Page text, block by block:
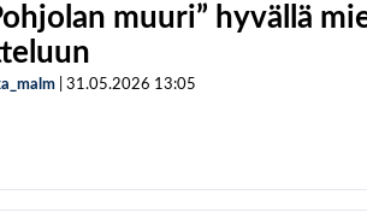
muuri” hyvällä
31.05.2026 13:05